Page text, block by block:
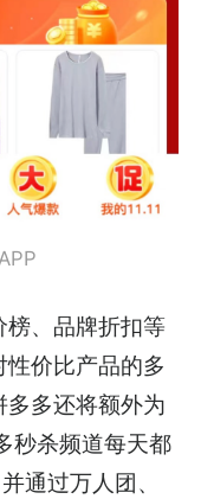
榜、品牌折扣等
价比产品的多
多还将额外为
秒杀频道每天都
通过万人团、